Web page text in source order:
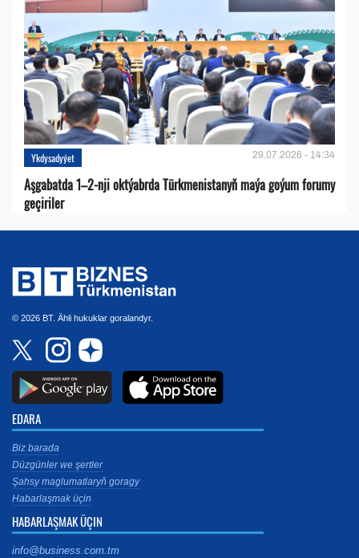
Ykdysadyýet 29.07.2026 - 14:34
Aşgabatda 1–2-nji oktýabrda Türkmenistanyň maýa goýum forumy
geçiriler
© 2026 BT. Ähli hukuklar goralandyr.
EDARA
Biz barada
Düzgünler we şertler
Şahsy maglumatlaryň goragy
Habarlaşmak üçin
HABARLAŞMAK ÜÇIN
info@business.com.tm